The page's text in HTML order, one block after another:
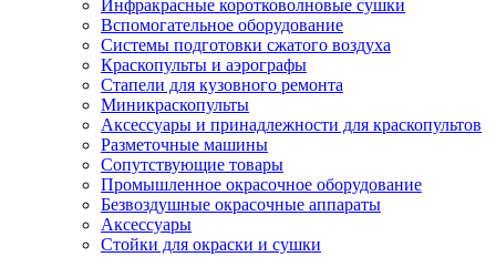
Инфракрасные коротковолновые сушки
Вспомогательное оборудование
Системы подготовки сжатого воздуха
Краскопульты и аэрографы
Стапели для кузовного ремонта
Миникраскопульты
Аксессуары и принадлежности для краскопультов
Разметочные машины
Сопутствующие товары
Промышленное окрасочное оборудование
Безвоздушные окрасочные аппараты
Аксессуары
Стойки для окраски и сушки